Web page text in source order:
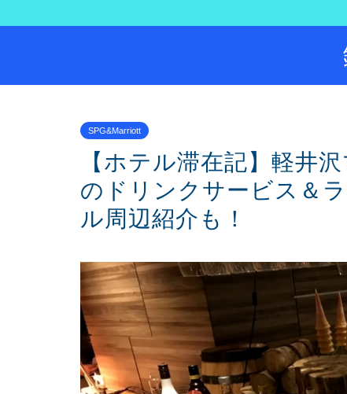
SPG&Marriott
【ホテル滞在記】軽
のドリンクサービス＆
ル周辺紹介も！